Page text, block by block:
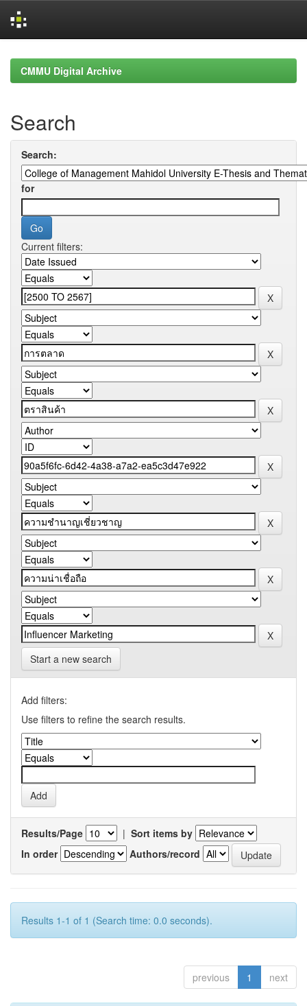
navigationCMMU Digital Archive
Search
Search:
for
Current filters:
Start a new search
Add filters:
Use filters to refine the search results.
Results/Page | Sort items by
In order
Authors/record
Results 1-1 of 1 (Search time: 0.0 seconds).
previous 1 next